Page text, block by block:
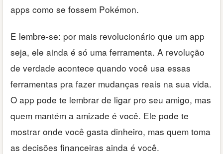
apps como se fossem Pokémon.
E lembre-se: por mais revolucionário que um app
seja, ele ainda é só uma ferramenta. A revolução
de verdade acontece quando você usa essas
ferramentas pra fazer mudanças reais na sua vida.
O app pode te lembrar de ligar pro seu amigo, mas
quem mantém a amizade é você. Ele pode te
mostrar onde você gasta dinheiro, mas quem toma
as decisões financeiras ainda é você.